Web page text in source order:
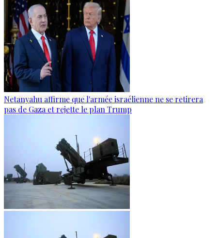
Netanyahu affirme que l'armée israélienne ne se retirera
pas de Gaza et rejette le plan Trump